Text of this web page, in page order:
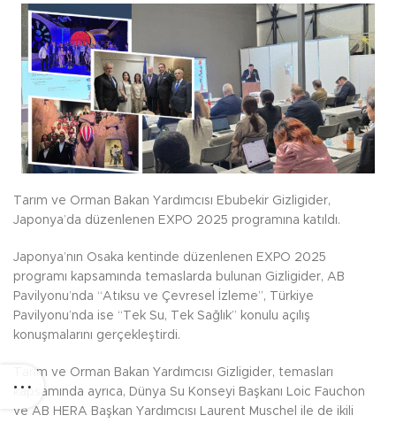
Tarım ve Orman Bakan Yardımcısı Ebubekir Gizligider,
Japonya’da düzenlenen EXPO 2025 programına katıldı.
Japonya’nın Osaka kentinde düzenlenen EXPO 2025
programı kapsamında temaslarda bulunan Gizligider, AB
Pavilyonu’nda “Atıksu ve Çevresel İzleme”, Türkiye
Pavilyonu’nda ise “Tek Su, Tek Sağlık” konulu açılış
konuşmalarını gerçekleştirdi.
Tarım ve Orman Bakan Yardımcısı Gizligider, temasları
kapsamında ayrıca, Dünya Su Konseyi Başkanı Loic Fauchon
ve AB HERA Başkan Yardımcısı Laurent Muschel ile de ikili